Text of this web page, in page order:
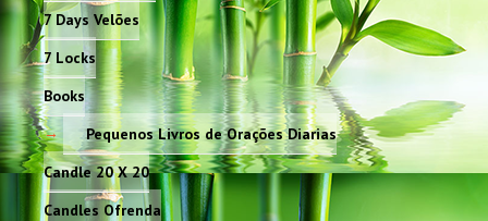
7 Days Velões
7 Locks
Books
Pequenos Livros de Orações Diarias
Candle 20 X 20
Candles Ofrenda